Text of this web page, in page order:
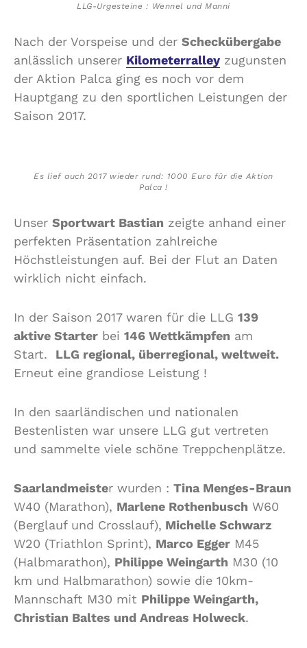
LLG-Urgesteine : Wennel und Manni
Nach der Vorspeise und der Scheckübergabe
anlässlich unserer Kilometerralley zugunsten
der Aktion Palca ging es noch vor dem
Hauptgang zu den sportlichen Leistungen der
Saison 2017.
Es lief auch 2017 wieder rund: 1000 Euro für die Aktion
Palca !
Unser Sportwart Bastian zeigte anhand einer
perfekten Präsentation zahlreiche
Höchstleistungen auf. Bei der Flut an Daten
wirklich nicht einfach.
In der Saison 2017 waren für die LLG 139
aktive Starter bei 146 Wettkämpfen am
Start. LLG regional, überregional, weltweit.
Erneut eine grandiose Leistung !
In den saarländischen und nationalen
Bestenlisten war unsere LLG gut vertreten
und sammelte viele schöne Treppchenplätze.
Saarlandmeister wurden : Tina Menges-Braun
W40 (Marathon), Marlene Rothenbusch W60
(Berglauf und Crosslauf), Michelle Schwarz
W20 (Triathlon Sprint), Marco Egger M45
(Halbmarathon), Philippe Weingarth M30 (10
km und Halbmarathon) sowie die 10km-
Mannschaft M30 mit Philippe Weingarth,
Christian Baltes und Andreas Holweck.